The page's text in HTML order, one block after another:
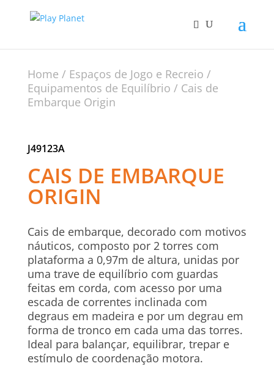
Home / Espaços de Jogo e Recreio /
Equipamentos de Equilíbrio / Cais de
Embarque Origin
J49123A
CAIS DE EMBARQUE
ORIGIN
Cais de embarque, decorado com motivos
náuticos, composto por 2 torres com
plataforma a 0,97m de altura, unidas por
uma trave de equilíbrio com guardas
feitas em corda, com acesso por uma
escada de correntes inclinada com
degraus em madeira e por um degrau em
forma de tronco em cada uma das torres.
Ideal para balançar, equilibrar, trepar e
estímulo de coordenação motora.